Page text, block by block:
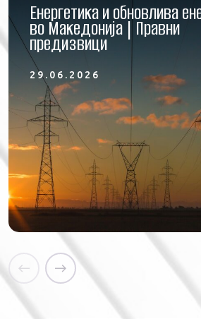
Енергетика и обновлива
во Македонија | Правни
предизвици
29.06.2026